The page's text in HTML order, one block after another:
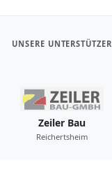
UNSERE UNTERSTÜTZER
Zeiler Bau
Reichertsheim